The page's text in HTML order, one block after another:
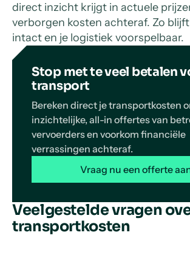
direct inzicht krijgt in actuele
verborgen kosten achteraf. Zo
intact en je logistiek voorspelbaar.
Stop met te veel betalen
transport
Bereken direct je transportkosten
inzichtelijke, all-in offertes van
vervoerders en voorkom financiële
verrassingen achteraf.
Vraag nu een offerte
Veelgestelde vragen
transportkosten